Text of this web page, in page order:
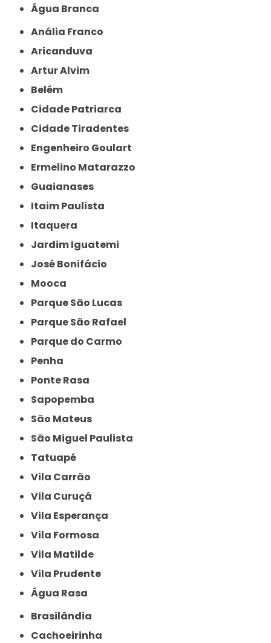
Água Branca
Anália Franco
Aricanduva
Artur Alvim
Belém
Cidade Patriarca
Cidade Tiradentes
Engenheiro Goulart
Ermelino Matarazzo
Guaianases
Itaim Paulista
Itaquera
Jardim Iguatemi
José Bonifácio
Mooca
Parque São Lucas
Parque São Rafael
Parque do Carmo
Penha
Ponte Rasa
Sapopemba
São Mateus
São Miguel Paulista
Tatuapé
Vila Carrão
Vila Curuçá
Vila Esperança
Vila Formosa
Vila Matilde
Vila Prudente
Água Rasa
Brasilândia
Cachoeirinha